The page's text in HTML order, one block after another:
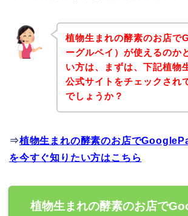
植物生まれの酵素のお店で
ーグルペイ）が使えるのか
い方は、まずは、下記植物
公式サイトをチェックされ
でしょうか？
⇒植物生まれの酵素のお店で
を今すぐ知りたい方はこちら
植物生まれの酵素のお店で